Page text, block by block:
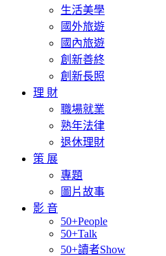
生活美學
國外旅遊
國內旅遊
創新善終
創新長照
理 財
職場就業
熟年法律
退休理財
策 展
專題
圖片故事
影 音
50+People
50+Talk
50+讀者Show